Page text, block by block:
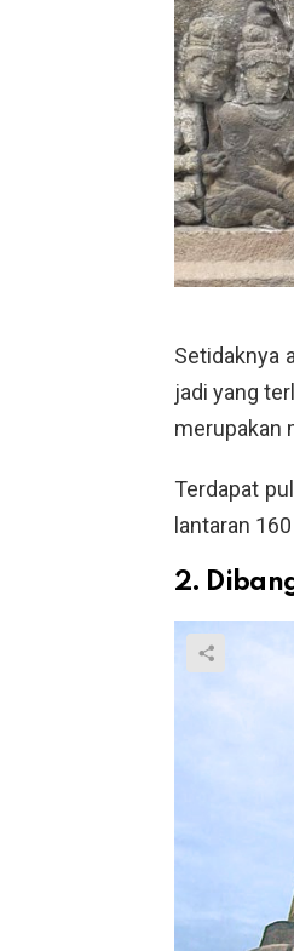
Setidaknya
jadi yang
merupakan
Terdapat
lantaran
2.